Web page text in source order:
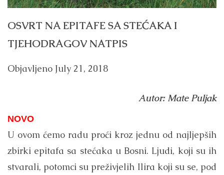
OSVRT NA EPITAFE SA STEĆAKA I
TJEHODRAGOV NATPIS
Objavljeno July 21, 2018
Autor: Mate Puljak
NOVO
U ovom ćemo radu proći kroz jednu od najljepših
zbirki epitafa sa stećaka u Bosni. Ljudi, koji su ih
stvarali, potomci su preživjelih Ilira koji su se, pod